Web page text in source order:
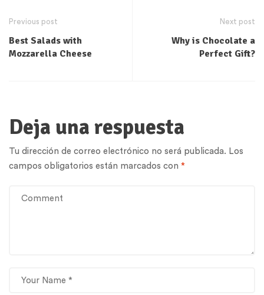
Previous post
Best Salads with
Mozzarella Cheese
Next post
Why is Chocolate a
Perfect Gift?
Deja una respuesta
Tu dirección de correo electrónico no será publicada. Los
campos obligatorios están marcados con *